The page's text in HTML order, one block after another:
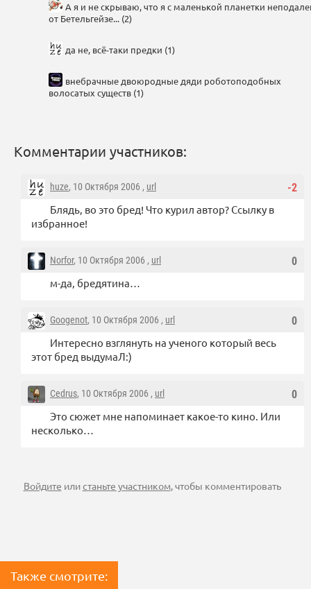
А я и не скрываю, что я с маленькой планетки
от Бетельгейзе... (2)
да не, всё-таки предки (1)
внебрачные двоюродные дяди роботоподобных
волосатых существ (1)
Комментарии участников:
-2
huze, 10 Октября 2006 , url
Блядь, во это бред! Что курил автор? Ссылку в
избранное!
0
Norfor, 10 Октября 2006 , url
м-да, бредятина…
0
Googenot, 10 Октября 2006 , url
Интересно взглянуть на ученого который весь
этот бред выдумаЛ:)
0
Cedrus, 10 Октября 2006 , url
Это сюжет мне напоминает какое-то кино. Или
несколько…
Войдите илистаньте участником, чтобы комментировать
Также смотрите: